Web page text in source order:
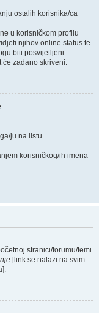
ostalih korisnika/ca
u korisničkom profilu
njihov online status te
biti posvijetljeni.
će zadano skriveni.
ju na listu
korisničkog/ih imena
stranici/forumu/temi
[link se nalazi na svim